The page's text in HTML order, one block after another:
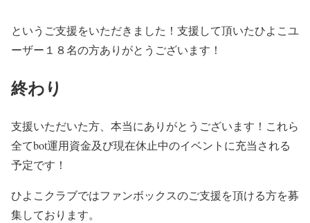
というご支援をいただきました！支援して頂いたひよこユ
ーザー１８名の方ありがとうございます！
終わり
支援いただいた方、本当にありがとうございます！これら
全てbot運用資金及び現在休止中のイベントに充当される
予定です！
ひよこクラブではファンボックスのご支援を頂ける方を募
集しております。